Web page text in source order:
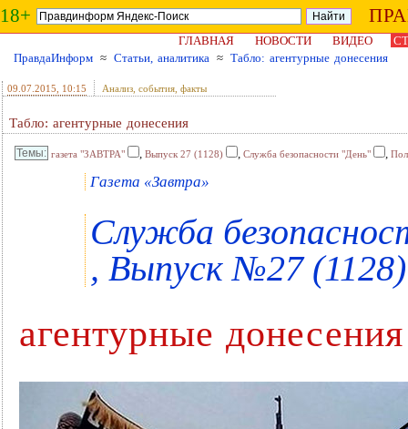
18+
ГЛАВНАЯ НОВОСТИ ВИДЕО
ПравдаИнформ ≈ Статьи, аналитика ≈ Табло: агентурные донесения
09.07.2015 , 10:15 Анализ, события, факты
Табло: агентурные донесения
газета "ЗАВТРА" , Выпуск 27 (1128) , Служба безопасности "День" ,
Газета «Завтра»
Служба
, Выпуск №27
агентурные донесения